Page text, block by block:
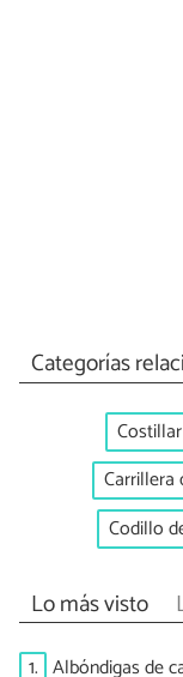
Categorías
Carrillera
Codillo
Lo más visto
1. Albóndigas de